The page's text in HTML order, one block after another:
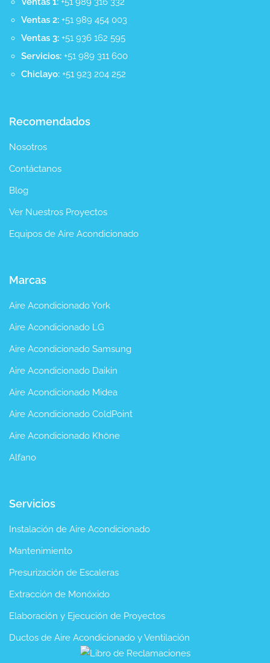
Ventas 2: +51 989 454 003
Ventas 3: +51 936 162 595
Servicios: +51 989 311 600
Chiclayo: +51 923 204 252
Recomendados
Nosotros
Contáctanos
Blog
Ver Nuestros Proyectos
Equipos de Aire Acondicionado
Marcas
Aire Acondicionado York
Aire Acondicionado LG
Aire Acondicionado Samsung
Aire Acondicionado Daikin
Aire Acondicionado Midea
Aire Acondicionado ColdPoint
Aire Acondicionado Khöne
Alfano
Servicios
Instalación de Aire Acondicionado
Mantenimiento
Presurización de Escaleras
Extracción de Monóxido
Elaboración y Ejecución de Proyectos
Ductos de Aire Acondicionado y Ventilación